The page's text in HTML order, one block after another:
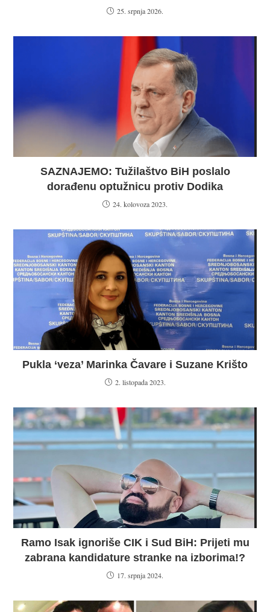
25. srpnja 2026.
SAZNAJEMO: Tužilaštvo BiH poslalo
dorađenu optužnicu protiv Dodika
24. kolovoza 2023.
Pukla ‘veza’ Marinka Čavare i Suzane Krišto
2. listopada 2023.
Ramo Isak ignoriše CIK i Sud BiH: Prijeti mu
zabrana kandidature stranke na izborima!?
17. srpnja 2024.